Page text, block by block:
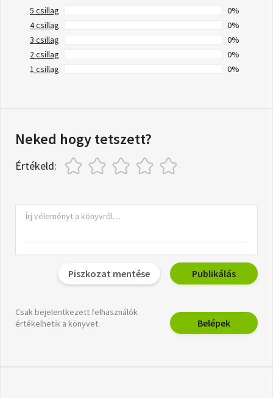
5 csillag
0%
4 csillag
0%
3 csillag
0%
2 csillag
0%
1 csillag
0%
Neked hogy tetszett?
Értékeld:
Piszkozat mentése Publikálás
Csak bejelentkezett felhasználók
értékelhetik a könyvet.
Belépek